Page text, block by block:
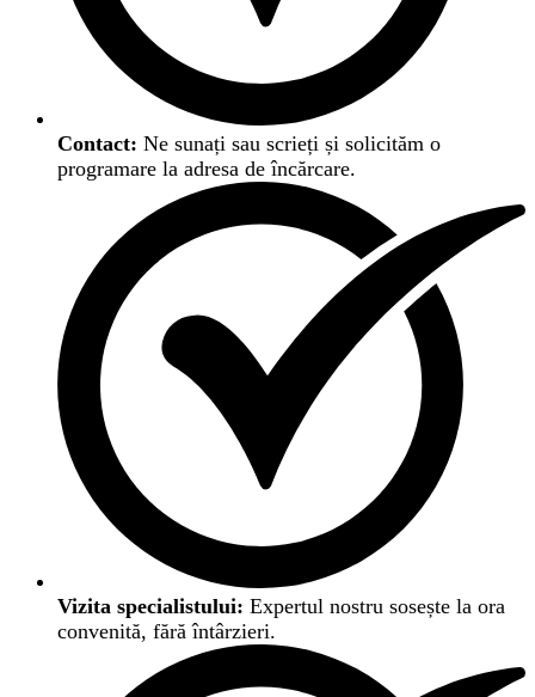
Contact: Ne sunați sau scrieți și solicităm o
programare la adresa de încărcare.
Vizita specialistului: Expertul nostru sosește la ora
convenită, fără întârzieri.